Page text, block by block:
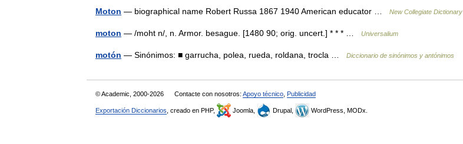
Moton — biographical name Robert Russa 1867 1940 American educator … New Collegiate Dictionary
moton — /moht n/, n. Armor. besague. [1480 90; orig. uncert.] * * * … Universalium
motón — Sinónimos: ■ garrucha, polea, rueda, roldana, trocla … Diccionario de sinónimos y antónimos
© Academic, 2000-2026 Contacte con nosotros: Apoyo técnico Publicidad
Exportación Diccionarios , creado en PHP, Joomla, Drupal, WordPress, MODx.